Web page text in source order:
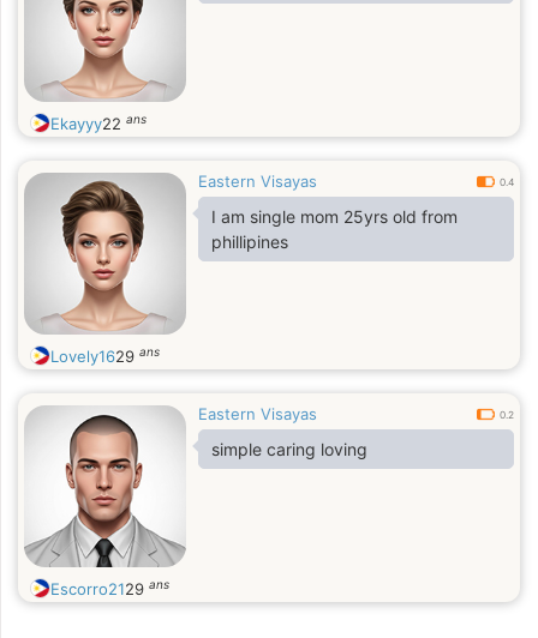
Ekayyy22 ans
Eastern Visayas 0.4
I am single mom 25yrs old from
phillipines
Lovely1629 ans
Eastern Visayas 0.2
simple caring loving
Escorro2129 ans